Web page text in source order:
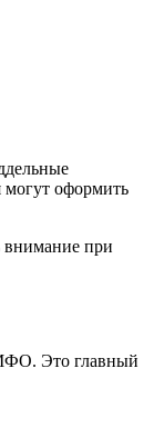
могут оформить
внимание при
МФО. Это главный